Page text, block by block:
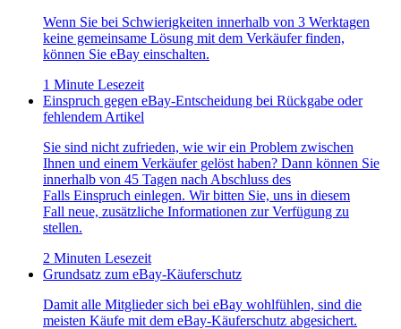
Wenn Sie bei Schwierigkeiten innerhalb von 3 Werktagen
keine gemeinsame Lösung mit dem Verkäufer finden,
können Sie eBay einschalten.
1 Minute Lesezeit
Einspruch gegen eBay-Entscheidung bei Rückgabe oder
fehlendem Artikel
Sie sind nicht zufrieden, wie wir ein Problem zwischen
Ihnen und einem Verkäufer gelöst haben? Dann können Sie
innerhalb von 45 Tagen nach Abschluss des
Falls Einspruch einlegen. Wir bitten Sie, uns in diesem
Fall neue, zusätzliche Informationen zur Verfügung zu
stellen.
2 Minuten Lesezeit
Grundsatz zum eBay-Käuferschutz
Damit alle Mitglieder sich bei eBay wohlfühlen, sind die
meisten Käufe mit dem eBay-Käuferschutz abgesichert.